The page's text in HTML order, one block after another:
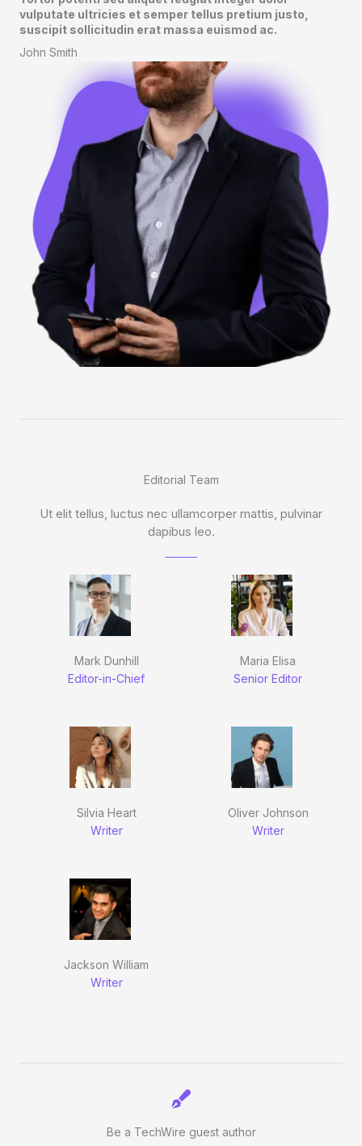
vulputate ultricies et semper tellus pretium justo,
suscipit sollicitudin erat massa euismod ac.​
John Smith
Editorial Team
Ut elit tellus, luctus nec ullamcorper mattis, pulvinar
dapibus leo.
Mark Dunhill
Editor-in-Chief
Silvia Heart
Writer
Jackson William
Writer
Maria Elisa
Senior Editor
Oliver Johnson
Writer
Be a TechWire guest author